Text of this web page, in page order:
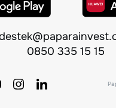
0850 335 15 15